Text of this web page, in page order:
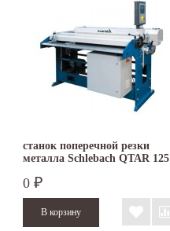
станок поперечной резки
металла Schlebach QTAR 125
0 ₽